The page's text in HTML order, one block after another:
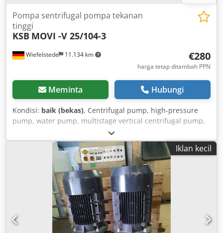
Wiefelstede 11.134 km
Pompa sentrifugal pompa tekanan
tinggi
KSB MOVI -V 25/104-3
€280
harga tetap ditambah PPN
Meminta Hubungi
Kondisi: baik (bekas), Centrifugal pump, high-pressure
pump, water pump, multistage vertical centrifugal pump,
booster pump, pressure intensifier pump -Manufacturer:
KSB, Inline pump MOVI-V 25/1 Motor: 0.55 kW -Speed: 2840
rpm Crodpfof S Ncpsx Ahyef -Max. flow rate: m³/h -Max.
delivery head: 39-24 m -Dimensions: 185/185/H555 mm -
Weight: 22 kg
Iklan kecil